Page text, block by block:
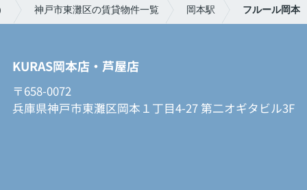
神戸市東灘区の賃貸物件一覧 岡本駅 フルール岡本
KURAS岡本店・芦屋店
〒658-0072
兵庫県神戸市東灘区岡本１丁目4-27 第二オギタビル3F